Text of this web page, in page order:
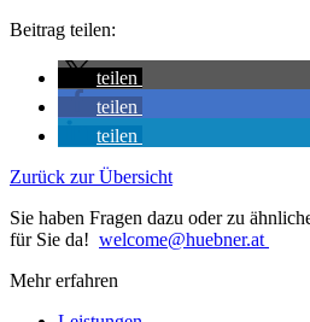
Beitrag teilen:
teilen
teilen
teilen
Zurück zur Übersicht
Sie haben Fragen dazu oder zu
für Sie da! welcome@huebner.at
Mehr erfahren